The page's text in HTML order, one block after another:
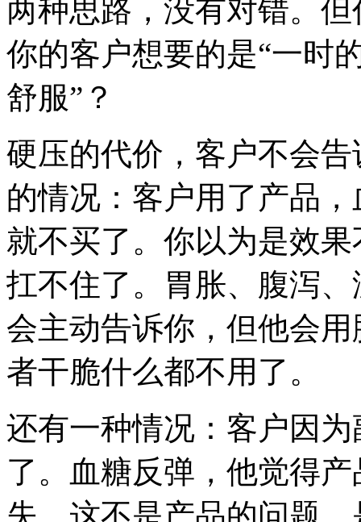
两种思路，没有对错。
你的客户想要的是“一时
舒服”？
硬压的代价，客户不会
的情况：客户用了产品
就不买了。你以为是效
扛不住了。胃胀、腹泻
会主动告诉你，但他会
者干脆什么都不用了。
还有一种情况：客户因
了。血糖反弹，他觉得
失。这不是产品的问题